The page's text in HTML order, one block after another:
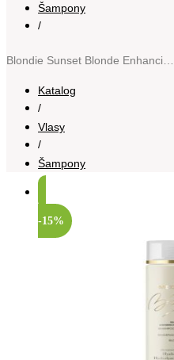
Šampony
/
Katalog
/
Vlasy
/
Šampony
-15%